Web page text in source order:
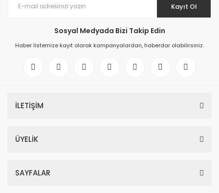
Kayıt Ol
Sosyal Medyada Bizi Takip Edin
Haber listemize kayıt olarak kampanyalardan, haberdar olabilirsiniz.
İLETİŞİM
ÜYELİK
SAYFALAR